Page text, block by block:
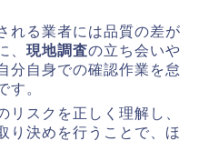
れる業者には品質の差が
、 現地調査の立ち会いや
分自身での確認作業を怠
す。
リスクを正しく理解し、
り決めを行うことで、ほ